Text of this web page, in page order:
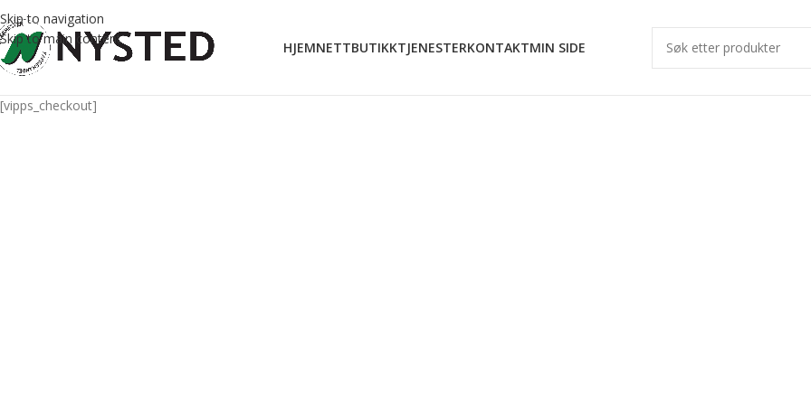
Skip to navigation
Skip to main content
HJEMNETTBUTIKKTJENESTERKONTAKTMIN SIDE
[vipps_checkout]